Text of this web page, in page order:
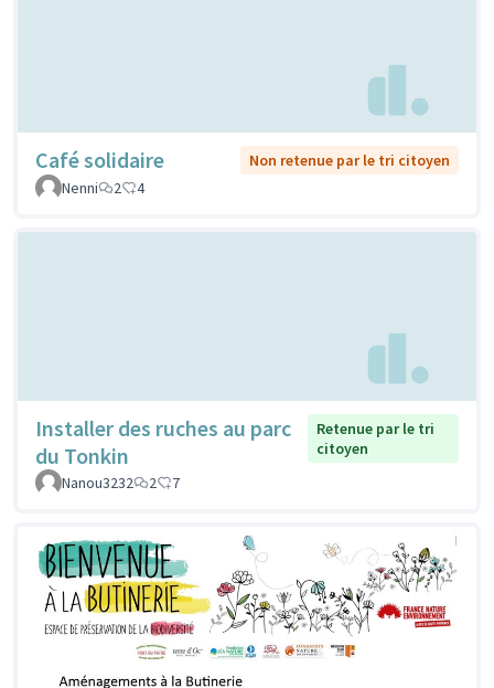
Café solidaire
Non retenue par le tri citoyen
Nenni
2 4
Installer des ruches au parc
du Tonkin
Retenue par le tri
citoyen
Nanou3232
2 7